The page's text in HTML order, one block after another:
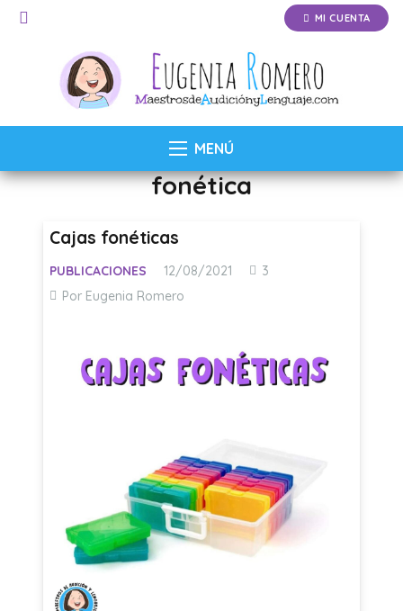
MI CUENTA
MENÚ
fonética
Cajas fonéticas
PUBLICACIONES 12/08/2021 3
Por Eugenia Romero